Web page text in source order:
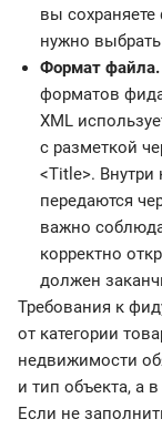
вы
нужно
Формат файла.
форматов
XML
с разметкой
<Title>.
передаются
важно
корректно
должен
Требования к
от категории
недвижимости
и тип объекта, а
Если не